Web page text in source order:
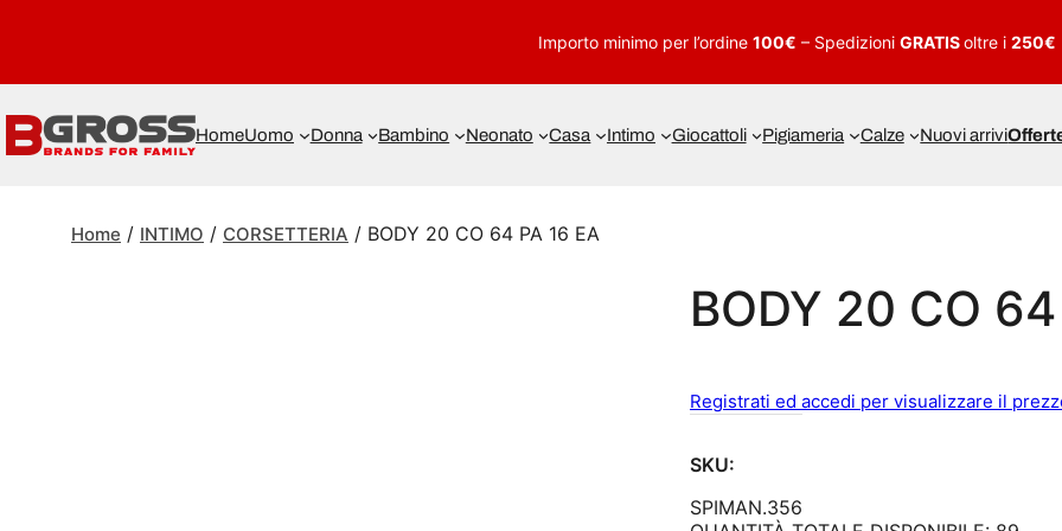
Importo minimo per l’ordine 100€ – Spedizioni GRATISoltre i 250€
HomeUomo Donna Bambino Neonato Casa Intimo Giocattoli Pigiameria Calze Nuovi arrivi
Home / INTIMO / CORSETTERIA / BODY 20 CO 64 PA 16 EA
BODY 20 CO
Registrati ed accedi per visualizzare il
SKU:
SPIMAN.356